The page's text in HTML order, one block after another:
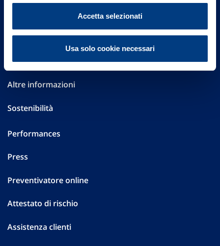
Accetta selezionati
Usa solo cookie necessari
Governance
Investor Relations
Altre informazioni
Sostenibilità
Performances
Press
Preventivatore online
Attestato di rischio
Assistenza clienti